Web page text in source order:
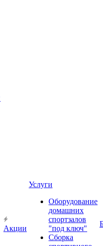
Акции
Услуги
Оборудование
домашних
спортзалов
"под ключ"
Сборка